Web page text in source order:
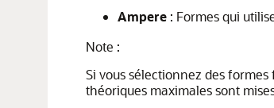
Ampere : Formes qui
Note :
Si vous sélectionnez des
théoriques maximales sont